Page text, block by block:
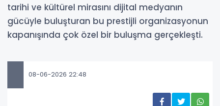
tarihi ve kültürel mirasını dijital medyanın
gücüyle buluşturan bu prestijli organizasyonun
kapanışında çok özel bir buluşma gerçekleşti.
08-06-2026 22:48